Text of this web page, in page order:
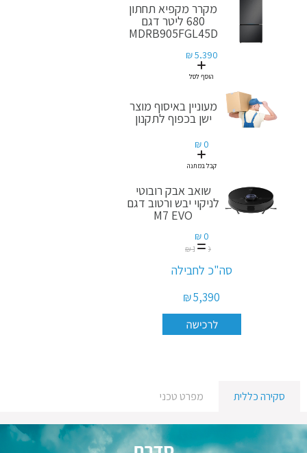
מקרר מקפיא תחתון
680 ליטר דגם
MDRB905FGL45D
5,390 ₪
הוסף לסל
מעוניין באיסוף מוצר
ישן בכפוף לתקנון
0 ₪
קבל במתנה
שואב אבק רובוטי
לניקוי יבש ורטוב דגם
M7 EVO
0 ₪
1,699 ₪
סה"כ לחבילה
5,390 ₪
סקירה כללית מפרט טכני